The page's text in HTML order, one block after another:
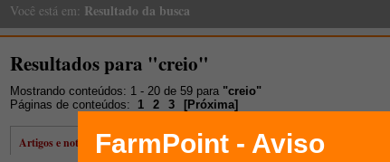
Você está em: Resultado da busca
Resultados para "creio"
Mostrando conteúdos: 1 - 20 de 59 para "creio"
Páginas de conteúdos:
1 2 3 [Próxima]
Artigos e notícias